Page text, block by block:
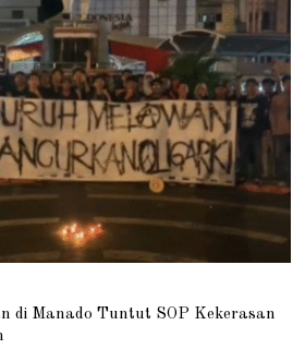
di Manado Tuntut SOP Kekerasan